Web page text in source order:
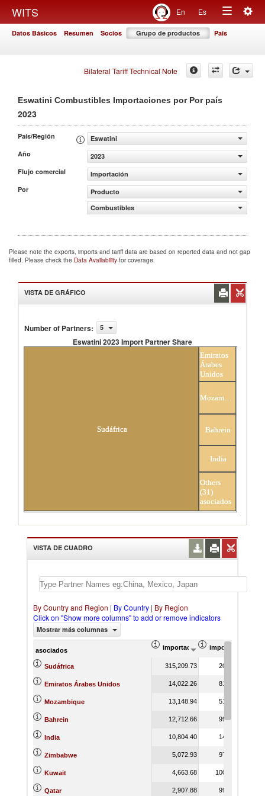
WITS En Es
Toggle
Datos Básicos Resumen Socios Grupo de productos País
Bilateral Tariff Technical Note
Eswatini Combustibles Importaciones por Por país
2023
País/Región
Eswatini
Año
2023
Flujo comercial
Importación
Por
Producto
Combustibles
Please note the exports, imports and tariff data are based on reported data and not gap
filled. Please check the Data Availability for coverage.
VISTA DE GRÁFICO
Number of Partners: 5
Eswatini 2023 Import Partner Share
Eswatini 2023 Import Partner Share
Sudáfrica
Emiratos
Árabes
Unidos
Mozambique
Bahrein
India
Others
(31)
asociados
VISTA DE CUADRO
By Country and Region | By Country | By Region
Click on "Show more columns" to add or remove indicators
Mostrar más columnas
asociados importación Valor del comercio
importación
Sudáfrica 315,209.73 20.96
Emiratos Árabes Unidos 14,022.26 81.76
Mozambique 13,148.94 51.90
Bahrein 12,712.66 99.15
India 10,804.40 14.94
Zimbabwe 5,072.93 97.71
Kuwait 4,663.68 100.00
Qatar 2,907.88 99.21